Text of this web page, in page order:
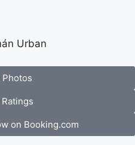
on Booking.com